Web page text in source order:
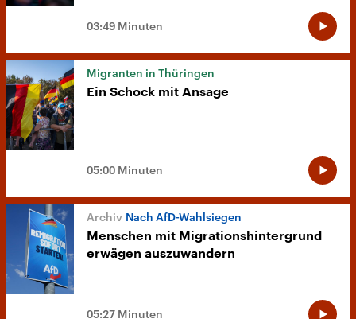
03:49 Minuten
Migranten in Thüringen
Ein Schock mit Ansage
05:00 Minuten
Nach AfD-Wahlsiegen
Menschen mit Migrationshintergrund
erwägen auszuwandern
05:27 Minuten